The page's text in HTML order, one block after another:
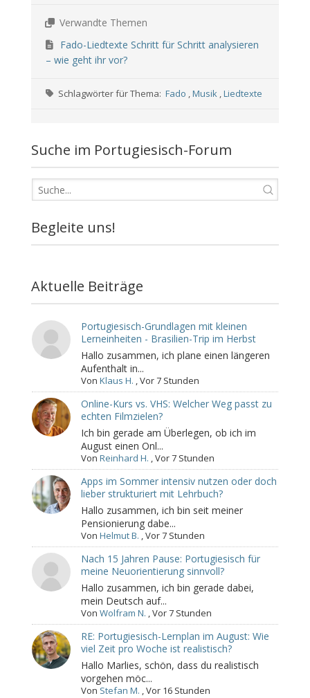
Verwandte Themen
Fado-Liedtexte Schritt für Schritt analysieren
– wie geht ihr vor?
Schlagwörter für Thema:Fado ,Musik ,Liedtexte
Suche im Portugiesisch-Forum
Begleite uns!
Aktuelle Beiträge
Portugiesisch-Grundlagen mit kleinen
Lerneinheiten - Brasilien-Trip im Herbst
Hallo zusammen, ich plane einen längeren
Aufenthalt in...
VonKlaus H. ,Vor 7 Stunden
Online-Kurs vs. VHS: Welcher Weg passt zu
echten Filmzielen?
Ich bin gerade am Überlegen, ob ich im
August einen Onl...
VonReinhard H. ,Vor 7 Stunden
Apps im Sommer intensiv nutzen oder doch
lieber strukturiert mit Lehrbuch?
Hallo zusammen, ich bin seit meiner
Pensionierung dabe...
VonHelmut B. ,Vor 7 Stunden
Nach 15 Jahren Pause: Portugiesisch für
meine Neuorientierung sinnvoll?
Hallo zusammen, ich bin gerade dabei,
mein Deutsch auf...
VonWolfram N. ,Vor 7 Stunden
RE: Portugiesisch-Lernplan im August: Wie
viel Zeit pro Woche ist realistisch?
Hallo Marlies, schön, dass du realistisch
vorgehen möc...
Von Stefan M. ,Vor 16 Stunden